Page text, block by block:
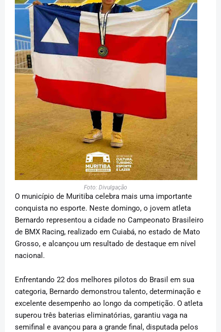
Foto: Divulgação
O município de Muritiba celebra mais uma importante
conquista no esporte. Neste domingo, o jovem atleta
Bernardo representou a cidade no Campeonato Brasileiro
de BMX Racing, realizado em Cuiabá, no estado de Mato
Grosso, e alcançou um resultado de destaque em nível
nacional.
Enfrentando 22 dos melhores pilotos do Brasil em sua
categoria, Bernardo demonstrou talento, determinação e
excelente desempenho ao longo da competição. O atleta
superou três baterias eliminatórias, garantiu vaga na
semifinal e avançou para a grande final, disputada pelos